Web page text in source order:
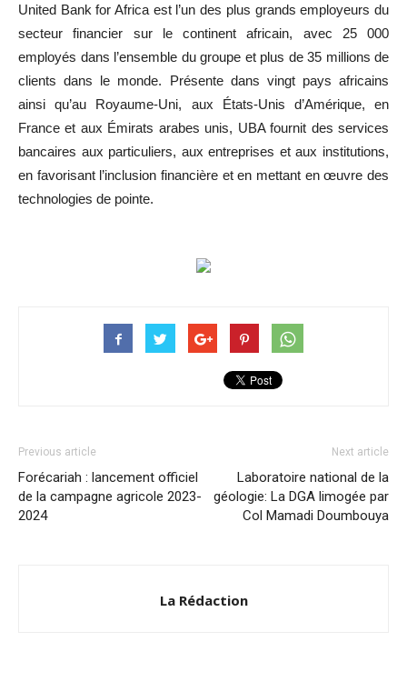
United Bank for Africa est l’un des plus grands employeurs du
secteur financier sur le continent africain, avec 25 000
employés dans l’ensemble du groupe et plus de 35 millions de
clients dans le monde. Présente dans vingt pays africains
ainsi qu’au Royaume-Uni, aux États-Unis d’Amérique, en
France et aux Émirats arabes unis, UBA fournit des services
bancaires aux particuliers, aux entreprises et aux institutions,
en favorisant l’inclusion financière et en mettant en œuvre des
technologies de pointe.
Previous article
Forécariah : lancement officiel
de la campagne agricole 2023-
2024
Next article
Laboratoire national de la
géologie: La DGA limogée par
Col Mamadi Doumbouya
La Rédaction